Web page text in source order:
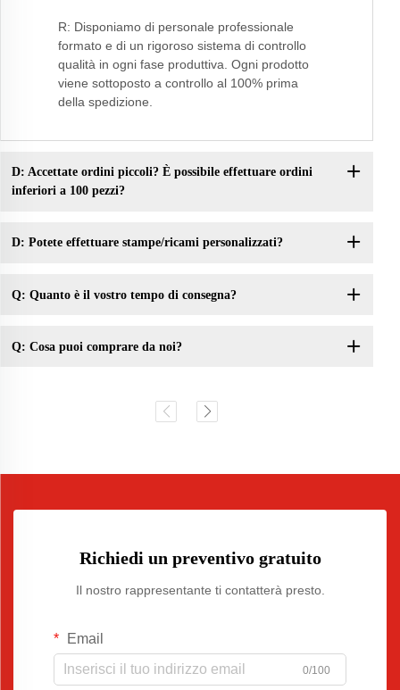
R: Disponiamo di personale professionale
formato e di un rigoroso sistema di controllo
qualità in ogni fase produttiva. Ogni prodotto
viene sottoposto a controllo al 100% prima
della spedizione.
D: Accettate ordini piccoli? È possibile effettuare ordini
inferiori a 100 pezzi?
D: Potete effettuare stampe/ricami personalizzati?
Q: Quanto è il vostro tempo di consegna?
Q: Cosa puoi comprare da noi?
Richiedi un preventivo gratuito
Il nostro rappresentante ti contatterà presto.
Email
0/100